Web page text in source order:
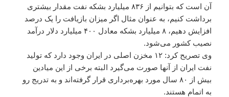
آن است که بتوانیم از ۸۳۶ میلیارد بشکه نفت مقدار بیشتری
برداشت کنیم، به عنوان مثال اگر میزان بازیافت را یک درصد
افزایش دهیم، ۸ میلیارد بشکه معادل ۴۰۰ میلیارد دلار درآمد
نصیب کشور می‌شود.
وی تصریح کرد: ۱۲ مخزن اصلی در ایران وجود دارد که تولید
نفت ایران از آنها صورت می‌گیرد البته برخی از این میادین
بیش از ۸۰ سال مورد بهره‌برداری قرار گرفته‌اند و به تدریج رو
به اتمام هستند.